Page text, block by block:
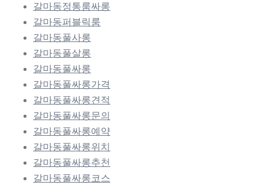
갈마동정통룸싸롱
갈마동퍼블릭룸
갈마동풀사롱
갈마동풀살롱
갈마동풀싸롱
갈마동풀싸롱가격
갈마동풀싸롱견적
갈마동풀싸롱문의
갈마동풀싸롱예약
갈마동풀싸롱위치
갈마동풀싸롱추천
갈마동풀싸롱코스